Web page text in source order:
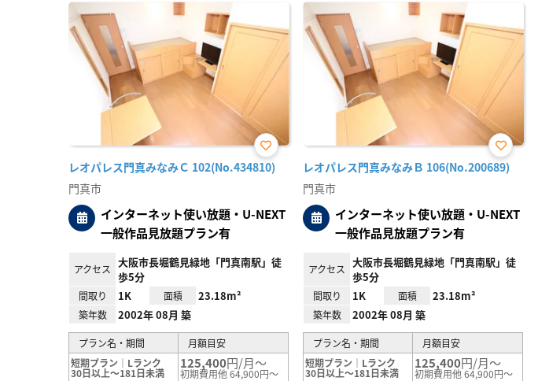
レオパレス門真みなみＣ 102(No.434810)
お気
に入
門真市
インターネット使い放題・U-NEXT
一般作品見放題プラン有
アクセス
大阪市長堀鶴見緑地「門真南駅」徒
歩5分
間取り 1K 面積 23.18m²
築年数 2002年 08月 築
プラン名・期間
月額目安
短期プラン｜Lランク
30日以上～181日未満
125,400円/月～
初期費用他 64,900円～
レオパレス門真みなみＢ 106(No.200689)
お気
に入
門真市
インターネット使い放題・U-NEXT
一般作品見放題プラン有
アクセス
大阪市長堀鶴見緑地「門真南駅」徒
歩5分
間取り 1K 面積 23.18m²
築年数 2002年 08月 築
プラン名・期間
月額目安
短期プラン｜Lランク
30日以上～181日未満
125,400円/月～
初期費用他 64,900円～